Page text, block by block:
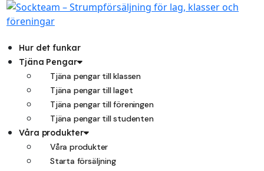
Hoppa
till
Hur det funkar
Tjäna Pengar
Tjäna pengar till klassen
Tjäna pengar till laget
Tjäna pengar till föreningen
Tjäna pengar till studenten
Våra produkter
Våra produkter
Starta försäljning